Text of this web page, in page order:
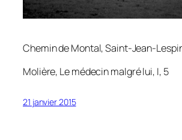
Chemin de Montal, Saint-Jean-
Molière, Le médecin malgré lui, I, 5
21 janvier 2015